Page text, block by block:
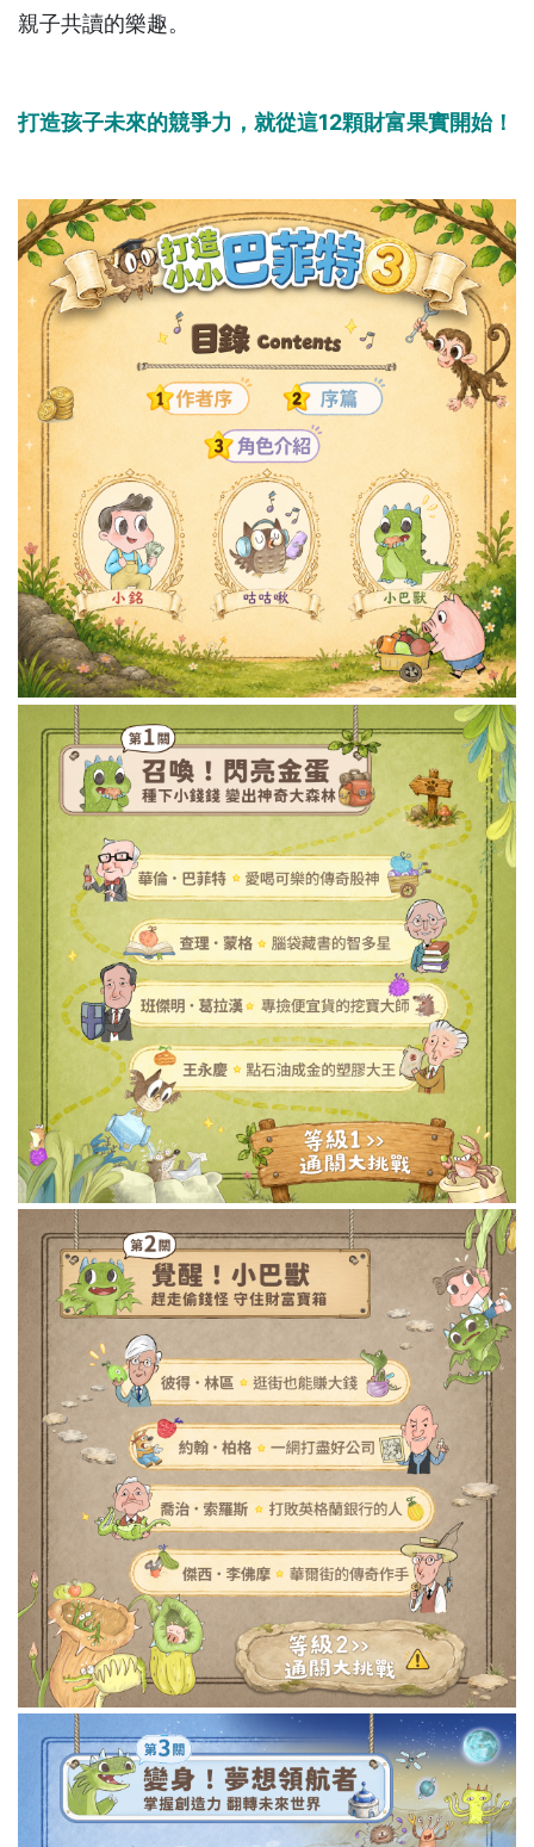
親子共讀的樂趣。
打造孩子未來的競爭力，就從這12顆財富果實開始！